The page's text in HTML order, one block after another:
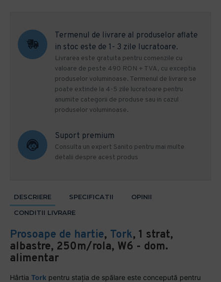
Termenul de livrare al produselor aflate
in stoc este de 1- 3 zile lucratoare.
Livrarea este gratuita pentru comenzile cu
valoare de peste 490 RON + TVA, cu exceptia
produselor voluminoase. Termenul de livrare se
poate extinde la 4-5 zile lucratoare pentru
anumite categorii de produse sau in cazul
produselor voluminoase.
Suport premium
Consulta un expert Sanito pentru mai multe
detalii despre acest produs
DESCRIERE SPECIFICATII
OPINII
CONDITII LIVRARE
Prosoape de hartie, Tork, 1 strat,
albastre, 250m/rola, W6 - dom.
alimentar
Hârtia Tork pentru stația de spălare este concepută pentru